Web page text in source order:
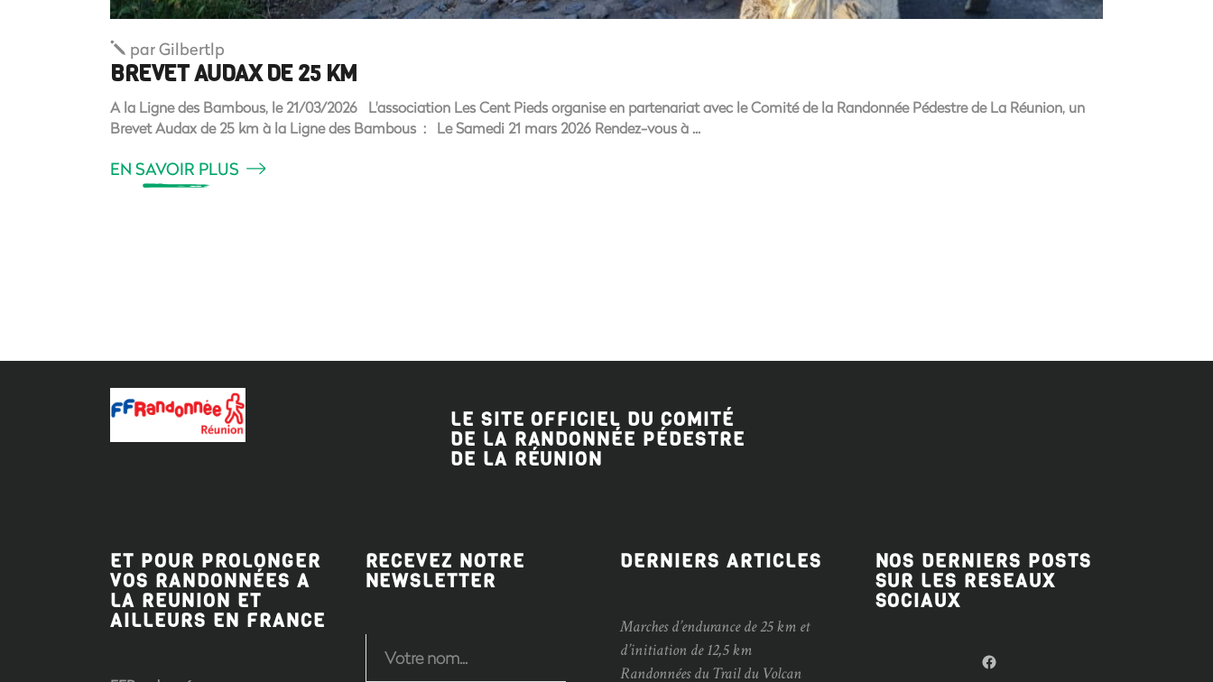
parGilbertlp
BREVET AUDAX DE 25 KM
A la Ligne des Bambous, le 21/03/2026 L'association Les Cent Pieds organise en partenariat avec le Comité de la Randonnée Pédestre de La Réunion, un
Brevet Audax de 25 km à la Ligne des Bambous : Le Samedi 21 mars 2026 Rendez-vous à
EN SAVOIR PLUS
LE SITE OFFICIEL DU COMITÉ
DE LA RANDONNÉE PÉDESTRE
DE LA RÉUNION
ET POUR PROLONGER
VOS RANDONNÉES A
LA REUNION ET
AILLEURS EN FRANCE
RECEVEZ NOTRE
NEWSLETTER
DERNIERS ARTICLES
Marches d’endurance de 25 km et
d’initiation de 12,5 km
Randonnées du Trail du Volcan
NOS DERNIERS POSTS
SUR LES RESEAUX
SOCIAUX
Notre